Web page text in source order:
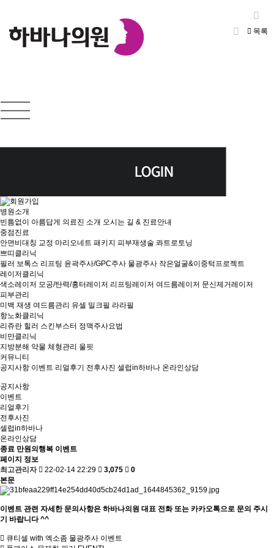
병원소개
빈틈없이 아름답게 의료진 소개 오시는 길 & 진료안내
중점진료
안면비대칭 교정 마리오네트 패키지 피부재생술 콰트로토닝
쁘띠클리닉
필러 보톡스 리프팅 윤곽주사/GPC주사 물광주사 작은얼굴&이중턱프로젝트
레이저클리닉
색소레이저 모공/탄력/흉터레이저 리프팅레이저 여드름레이저 문신제거레이저
피부관리
미백 재생 여드름관리 유셀 밀크필 라라필
항노화클리닉
리쥬란 힐러 스킨부스터 정맥주사요법
비만클리닉
지방분해 약물 체형관리 울핏
커뮤니티
공지사항 이벤트 리얼후기 전후사진 셀럽in하바나 온라인상담
공지사항
이벤트
리얼후기
전후사진
셀럽in하바나
온라인상담
목록
종료 만원의행복 이벤트
페이지 정보
최고관리자
22-02-14 22:29 3,075
0
본문
이벤트 관련 자세한 문의사항은 하바나의원 대표 전화 또는 카카오톡으로 문의 주시
기 바랍니다 ^^
큐티셀 with 엑소좀 물광주사 이벤트